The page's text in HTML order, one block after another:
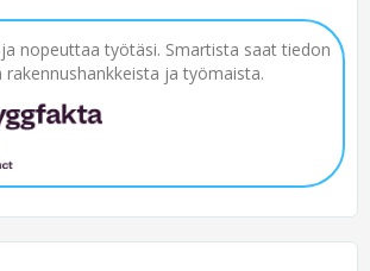
nopeuttaa työtäsi. Smartista saat tiedon
rakennushankkeista ja työmaista.